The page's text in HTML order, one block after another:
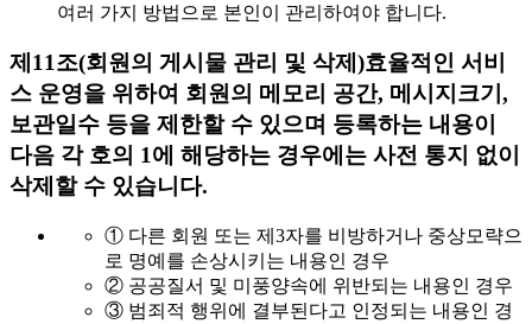
여러 가지 방법으로 본인이 관리하여야 합니다.
제11조(회원의 게시물 관리 및 삭제)효율적인 서비
스 운영을 위하여 회원의 메모리 공간, 메시지크기,
보관일수 등을 제한할 수 있으며 등록하는 내용이
다음 각 호의 1에 해당하는 경우에는 사전 통지 없이
삭제할 수 있습니다.
① 다른 회원 또는 제3자를 비방하거나 중상모략으
로 명예를 손상시키는 내용인 경우
② 공공질서 및 미풍양속에 위반되는 내용인 경우
③ 범죄적 행위에 결부된다고 인정되는 내용인 경